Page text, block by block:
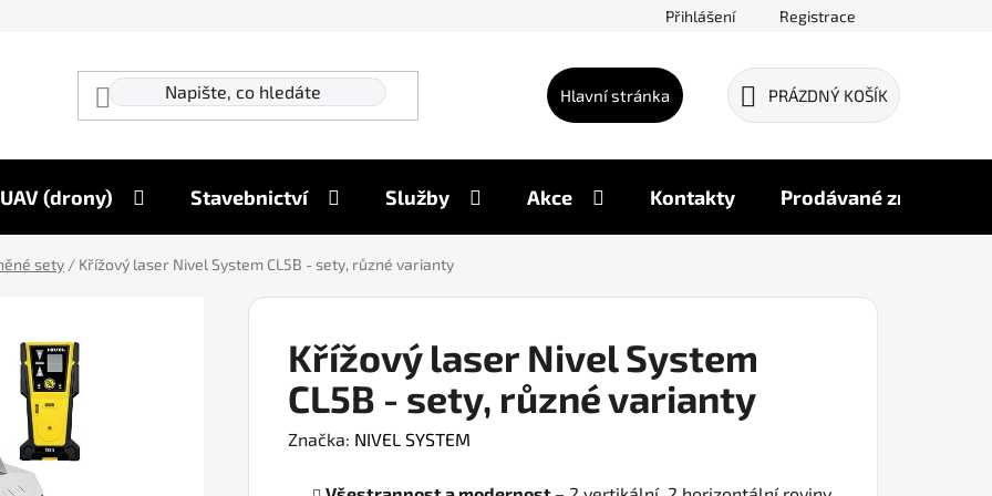
Přihlášení Registrace
Hlavní stránka
NÁKUPNÍ
PRÁZDNÝ KOŠÍK
UAV (drony) Stavebnictví Služby Akce Kontakty Prodávané značky
sety / Křížový laser Nivel System CL5B - sety, různé varianty
Křížový laser Nivel System
CL5B - sety, různé varianty
Značka: NIVEL SYSTEM